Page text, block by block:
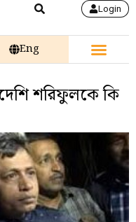
Login
Eng
শরিফুলকে কি